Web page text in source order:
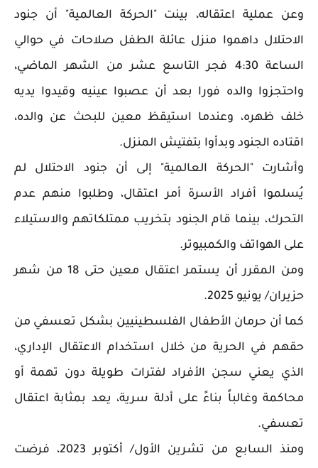
وعن عملية اعتقاله، بينت "الحركة العالمية" أن جنود
الاحتلال داهموا منزل عائلة الطفل صلاحات في حوالي
الساعة 4:30 فجر التاسع عشر من الشهر الماضي،
واحتجزوا والده فورا بعد أن عصبوا عينيه وقيدوا يديه
خلف ظهره، وعندما استيقظ معين للبحث عن والده،
اقتاده الجنود وبدأوا بتفتيش المنزل.
وأشارت "الحركة العالمية" إلى أن جنود الاحتلال لم
يُسلموا أفراد الأسرة أمر اعتقال، وطلبوا منهم عدم
التحرك، بينما قام الجنود بتخريب ممتلكاتهم والاستيلاء
على الهواتف والكمبيوتر.
ومن المقرر أن يستمر اعتقال معين حتى 18 من شهر
حزيران/ يونيو 2025.
كما أن حرمان الأطفال الفلسطينيين بشكل تعسفي من
حقهم في الحرية من خلال استخدام الاعتقال الإداري،
الذي يعني سجن الأفراد لفترات طويلة دون تهمة أو
محاكمة وغالباً بناءً على أدلة سرية، يعد بمثابة اعتقال
تعسفي.
ومنذ السابع من تشرين الأول/ أكتوبر 2023، فرضت